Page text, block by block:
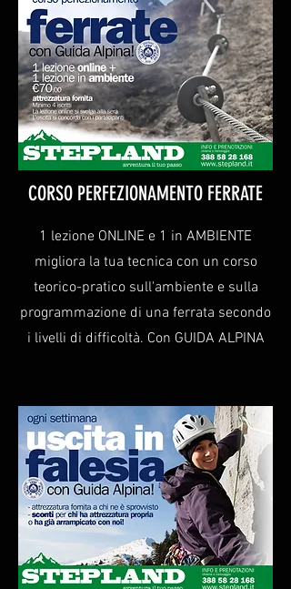
CORSO PERFEZIONAMENTO FERRATE
1 lezione ONLINE e 1 in AMBIENTE
migliora la tua tecnica con un corso
teorico-pratico sull'ambiente e sulla
programmazione di una ferrata secondo
i livelli di difficoltà. Con GUIDA ALPINA